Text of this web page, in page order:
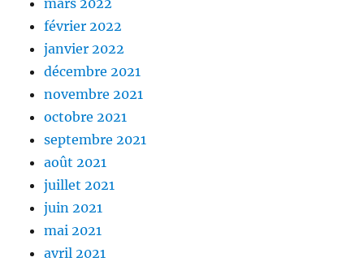
février 2022
janvier 2022
décembre 2021
novembre 2021
octobre 2021
septembre 2021
août 2021
juillet 2021
juin 2021
mai 2021
avril 2021